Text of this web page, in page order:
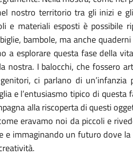
nostro territorio tra gli inizi e
e materiali esposti è possibile
bambole, ma anche
a esplorare questa fase della
nostra. I balocchi, che fossero
ci parlano di
e l’entusiasmo tipico di
alla riscoperta di questi
eravamo noi da piccoli e
e immaginando un futuro dove